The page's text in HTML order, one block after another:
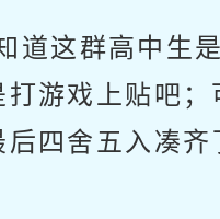
这群高中生是
打游戏上贴吧
四舍五入凑齐